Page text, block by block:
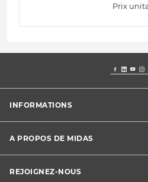
Prix
INFORMATIONS
Charte des cookies
Charte des données personnelles
CGV
A PROPOS DE MIDAS
Midas France
REJOIGNEZ-NOUS